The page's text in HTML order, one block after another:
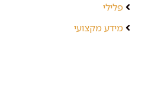
פלילי
מידע מקצועי